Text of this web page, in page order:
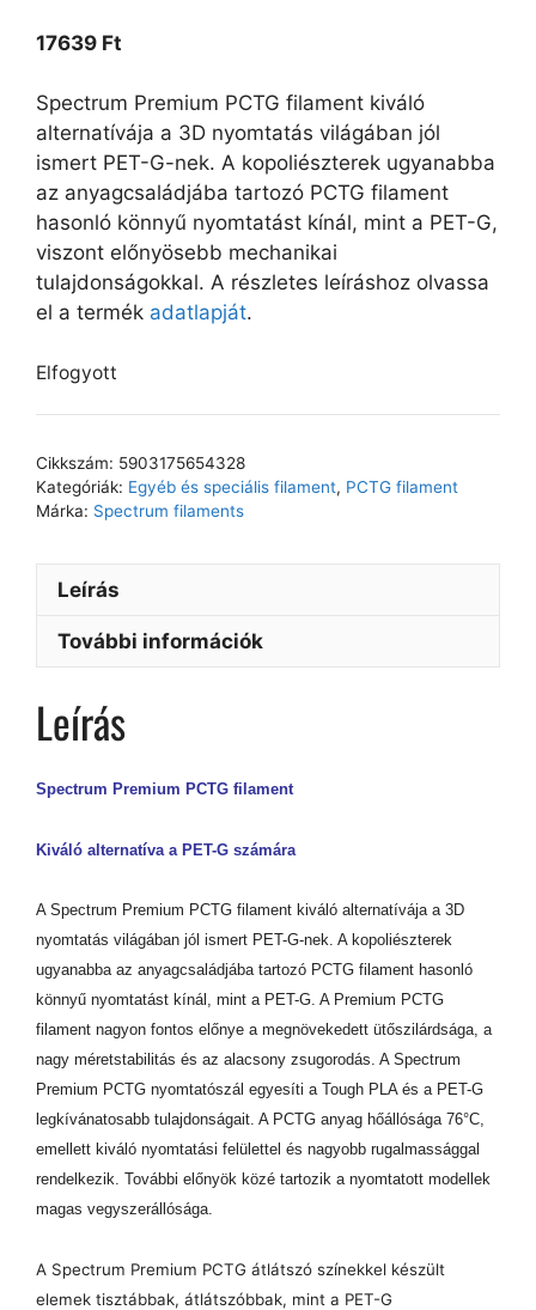
17639 Ft
Spectrum Premium PCTG filament kiváló
alternatívája a 3D nyomtatás világában jól
ismert PET-G-nek. A kopoliészterek ugyanabba
az anyagcsaládjába tartozó PCTG filament
hasonló könnyű nyomtatást kínál, mint a PET-G,
viszont előnyösebb mechanikai
tulajdonságokkal. A részletes leíráshoz olvassa
el a termék adatlapját.
Elfogyott
Cikkszám: 5903175654328
Kategóriák: Egyéb és speciális filament, PCTG filament
Márka: Spectrum filaments
Leírás
További információk
Leírás
Spectrum Premium PCTG filament
Kiváló alternatíva a PET-G számára
A Spectrum Premium PCTG filament kiváló alternatívája a 3D
nyomtatás világában jól ismert PET-G-nek. A kopoliészterek
ugyanabba az anyagcsaládjába tartozó PCTG filament hasonló
könnyű nyomtatást kínál, mint a PET-G. A Premium PCTG
filament nagyon fontos előnye a megnövekedett ütőszilárdsága, a
nagy méretstabilitás és az alacsony zsugorodás. A Spectrum
Premium PCTG nyomtatószál egyesíti a Tough PLA és a PET-G
legkívánatosabb tulajdonságait. A PCTG anyag hőállósága 76°C,
emellett kiváló nyomtatási felülettel és nagyobb rugalmassággal
rendelkezik. További előnyök közé tartozik a nyomtatott modellek
magas vegyszerállósága.
A Spectrum Premium PCTG átlátszó színekkel készült
elemek tisztábbak, átlátszóbbak, mint a PET-G